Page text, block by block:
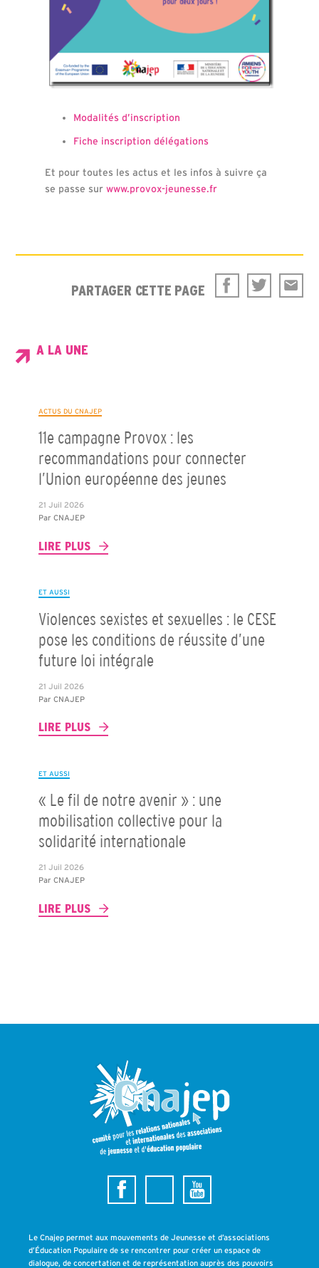
Modalités d’inscription
Fiche inscription délégations
Et pour toutes les actus et les infos à suivre ça
se passe sur www.provox-jeunesse.fr
PARTAGER CETTE PAGE
A LA UNE
ACTUS DU CNAJEP
11e campagne Provox : les
recommandations pour connecter
l’Union européenne des jeunes
21 Juil 2026
Par CNAJEP
LIRE PLUS
ET AUSSI
Violences sexistes et sexuelles : le CESE
pose les conditions de réussite d’une
future loi intégrale
21 Juil 2026
Par CNAJEP
LIRE PLUS
ET AUSSI
« Le fil de notre avenir » : une
mobilisation collective pour la
solidarité internationale
21 Juil 2026
Par CNAJEP
LIRE PLUS
Le Cnajep permet aux mouvements de Jeunesse et d’associations
d’Éducation Populaire de se rencontrer pour créer un espace de
dialogue, de concertation et de représentation auprès des pouvoirs